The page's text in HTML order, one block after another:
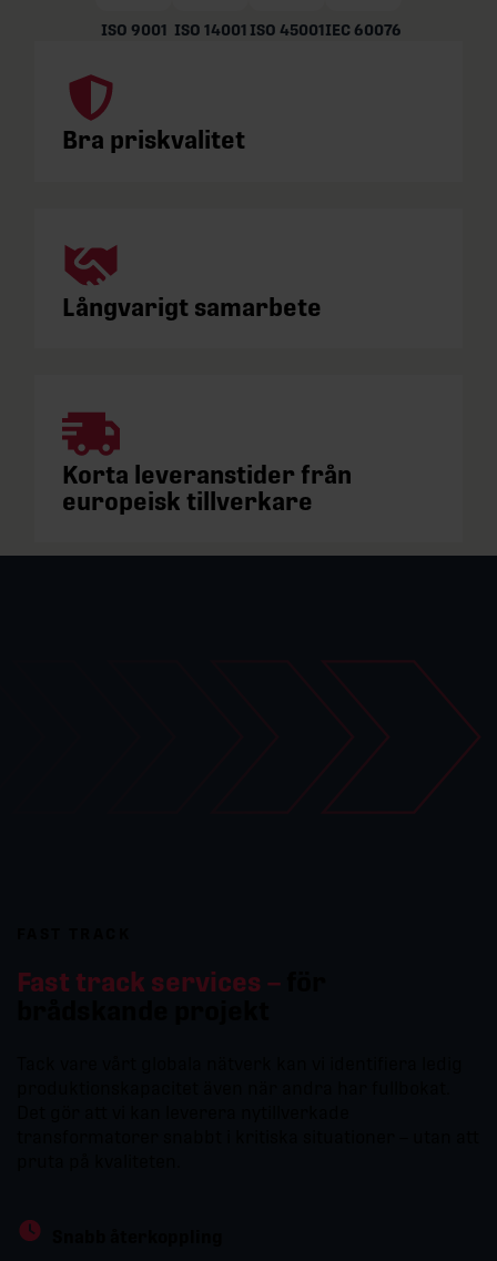
ISO 9001 ISO 14001 ISO 45001IEC 60076
Bra priskvalitet
Långvarigt samarbete
Korta leveranstider från
europeisk tillverkare
Fast track services –